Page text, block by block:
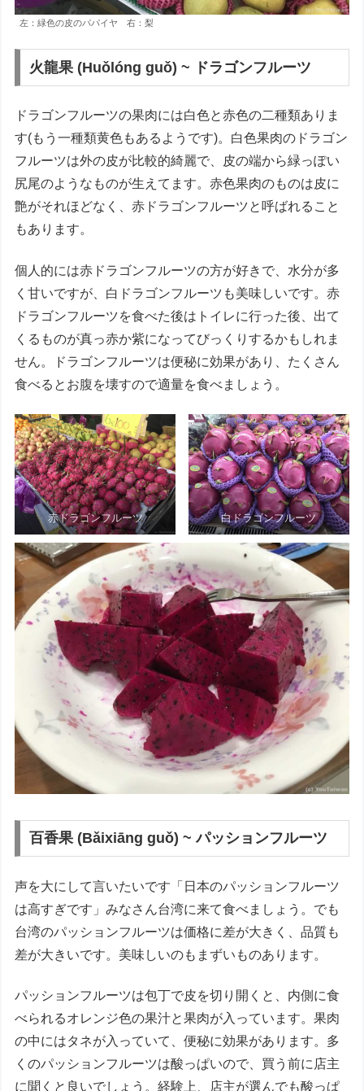
左：緑色の皮のパパイヤ 右：梨
火龍果 (Huǒlóng guǒ) ~ ドラゴンフルーツ
ドラゴンフルーツの果肉には白色と赤色の二種類ありま
す(もう一種類黄色もあるようです)。白色果肉のドラゴン
フルーツは外の皮が比較的綺麗で、皮の端から緑っぽい
尻尾のようなものが生えてます。赤色果肉のものは皮に
艶がそれほどなく、赤ドラゴンフルーツと呼ばれること
もあります。
個人的には赤ドラゴンフルーツの方が好きで、水分が多
く甘いですが、白ドラゴンフルーツも美味しいです。赤
ドラゴンフルーツを食べた後はトイレに行った後、出て
くるものが真っ赤か紫になってびっくりするかもしれま
せん。ドラゴンフルーツは便秘に効果があり、たくさん
食べるとお腹を壊すので適量を食べましょう。
赤ドラゴンフルーツ 白ドラゴンフルーツ
百香果 (Bǎixiāng guǒ) ~ パッションフルーツ
声を大にして言いたいです「日本のパッションフルーツ
は高すぎです」みなさん台湾に来て食べましょう。でも
台湾のパッションフルーツは価格に差が大きく、品質も
差が大きいです。美味しいのもまずいものあります。
パッションフルーツは包丁で皮を切り開くと、内側に食
べられるオレンジ色の果汁と果肉が入っています。果肉
の中にはタネが入っていて、便秘に効果があります。多
くのパッションフルーツは酸っぱいので、買う前に店主
に聞くと良いでしょう。経験上、店主が選んでも酸っぱ